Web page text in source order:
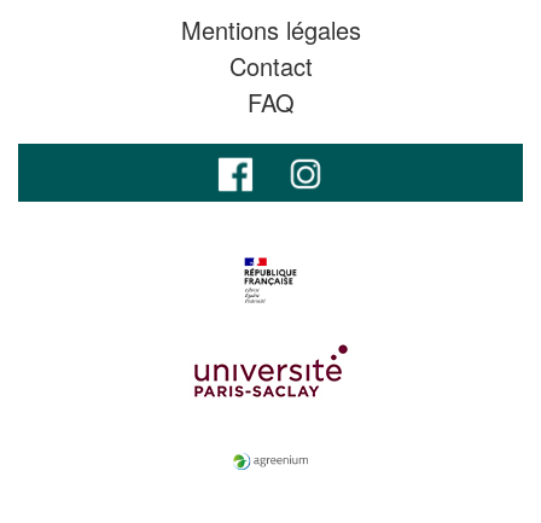
Mentions légales
Contact
FAQ